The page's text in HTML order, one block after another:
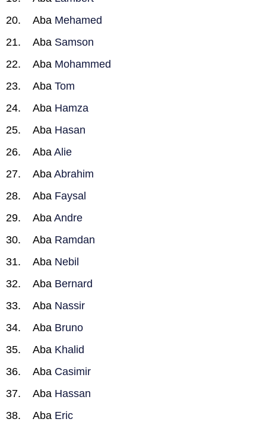
Aba Mehamed
Aba Samson
Aba Mohammed
Aba Tom
Aba Hamza
Aba Hasan
Aba Alie
Aba Abrahim
Aba Faysal
Aba Andre
Aba Ramdan
Aba Nebil
Aba Bernard
Aba Nassir
Aba Bruno
Aba Khalid
Aba Casimir
Aba Hassan
Aba Eric